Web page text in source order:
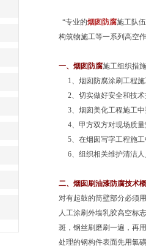
“专业的烟囱防腐施工队
构筑物施工等一系列高空
一、 烟囱防腐施工组织措
1、烟囱防腐涂刷工程施
2、切实做好安全和技术
3、烟囱美化工程施工中
4、甲方双方对现场质量
5、在烟囱写字工程施工
6、组织相关维护清洁人
二、烟囱刷油漆防腐技术
对有起鼓的筒壁部分必须
人工涂刷外墙乳胶高空标
斑，钢丝刷磨刷一遍，再
处理的钢构件表面先用氯